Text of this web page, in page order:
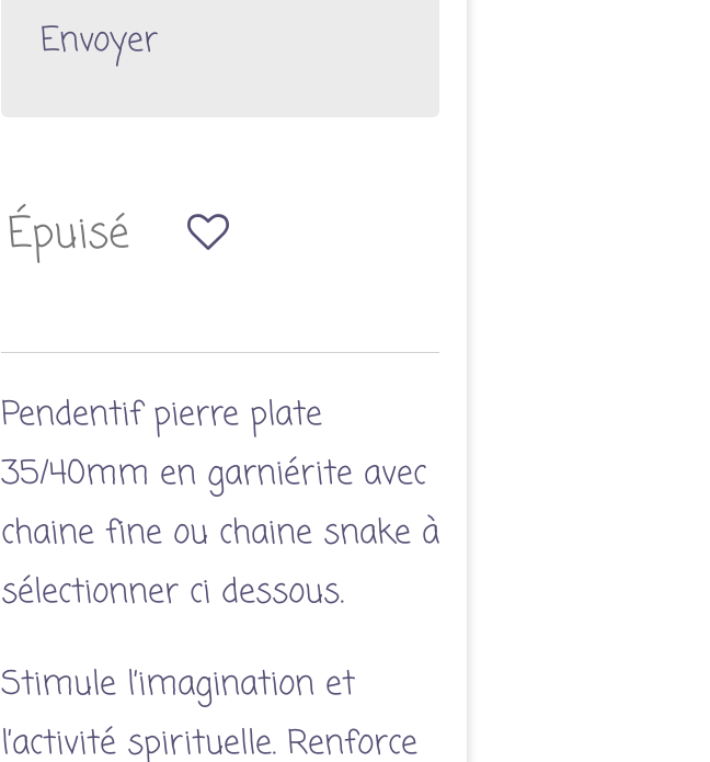
Envoyer
Épuisé
Pendentif pierre plate
35/40mm en garniérite avec
chaine fine ou chaine snake à
sélectionner ci dessous.
Stimule l’imagination et
l’activité spirituelle. Renforce